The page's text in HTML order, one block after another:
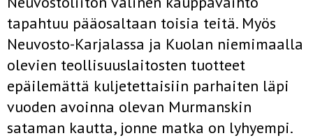
tapahtuu pääosaltaan toisia teitä. Myös
Neuvosto-Karjalassa ja Kuolan niemimaalla
olevien teollisuuslai­tosten tuotteet
epäilemättä kuljetettaisiin parhaiten läpi
vuoden avoinna olevan Murmanskin
sataman kautta, jonne matka on lyhyempi.